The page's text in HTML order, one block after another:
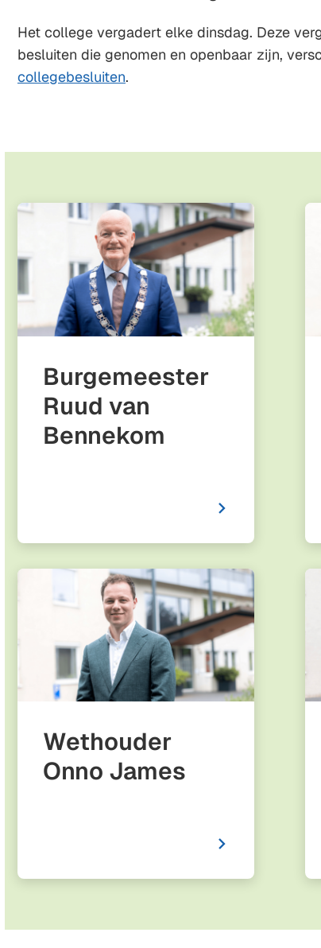
de
enter-
waarde
Het college vergadert elke dinsdag. Deze
besluiten die genomen en openbaar zijn,
collegebesluiten.
Burgemeester
Ruud van
Bennekom
Wethouder
Onno James